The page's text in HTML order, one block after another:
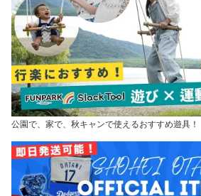
公園で、家で、秋キャンで使えるおすすめ遊具！